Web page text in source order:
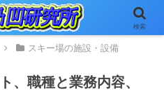
スキー場の施設・設備
、職種と業務内容、
検索